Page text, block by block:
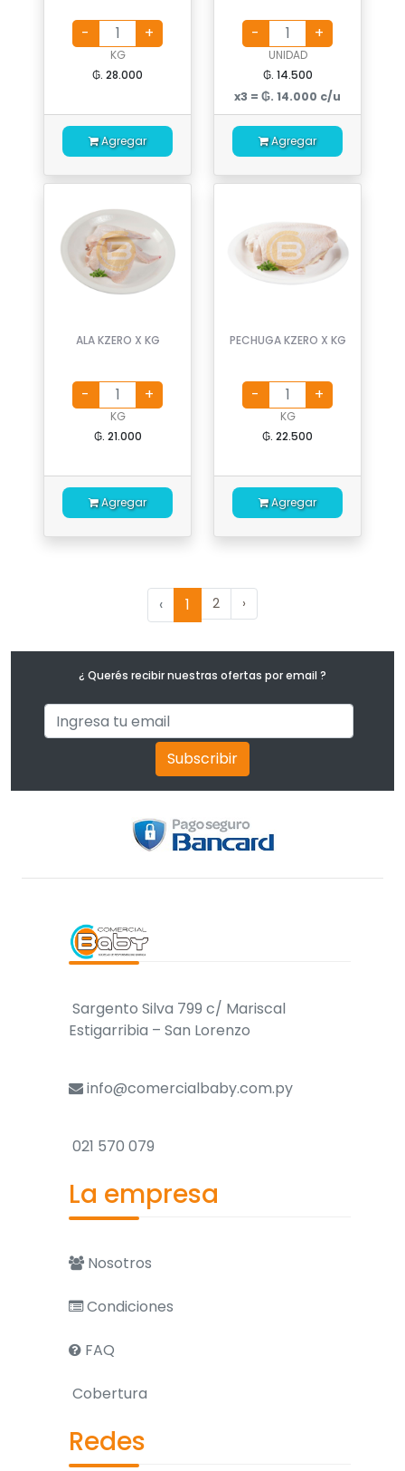
KG
₲. 28.000
Agregar
UNIDAD
₲. 14.500
x3 = ₲. 14.000 c/u
Agregar
ALA KZERO X KG
KG
₲. 21.000
Agregar
PECHUGA KZERO X KG
KG
₲. 22.500
Agregar
‹ 1 2 ›
¿ Querés recibir nuestras ofertas por email ?
Subscribir
Sargento Silva 799 c/ Mariscal
Estigarribia – San Lorenzo
info@comercialbaby.com.py
021 570 079
La empresa
Nosotros
Condiciones
FAQ
Cobertura
Redes